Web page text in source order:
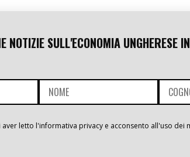
NOTIZIE SULL'ECONOMIA UNGHERESE
aver letto l'informativa privacy e acconsento all'uso dei